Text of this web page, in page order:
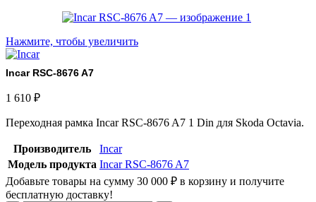
Нажмите, чтобы увеличить
Incar RSC-8676 A7
1 610 ₽
Переходная рамка Incar RSC-8676 A7 1 Din для Skoda Octavia.
Производитель
Incar
Модель продукта Incar RSC-8676 A7
Добавьте товары на сумму 30 000 ₽ в корзину и получите
бесплатную доставку!